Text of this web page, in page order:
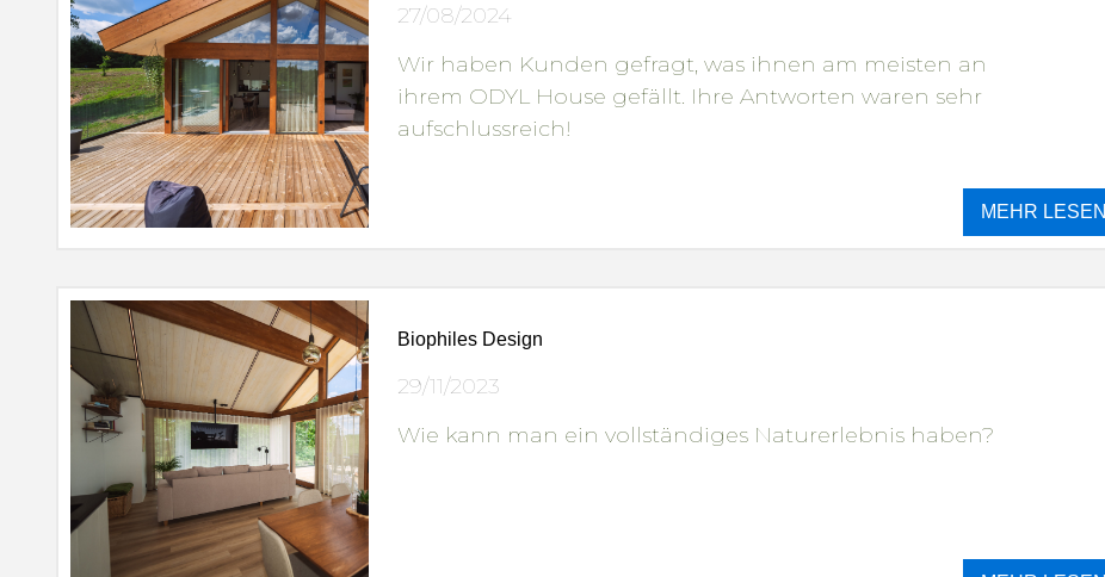
27/08/2024
Wir haben Kunden gefragt, was ihnen am meisten an
ihrem ODYL House gefällt. Ihre Antworten waren sehr
aufschlussreich!
MEHR LESEN
Biophiles Design
29/11/2023
Wie kann man ein vollständiges Naturerlebnis haben?